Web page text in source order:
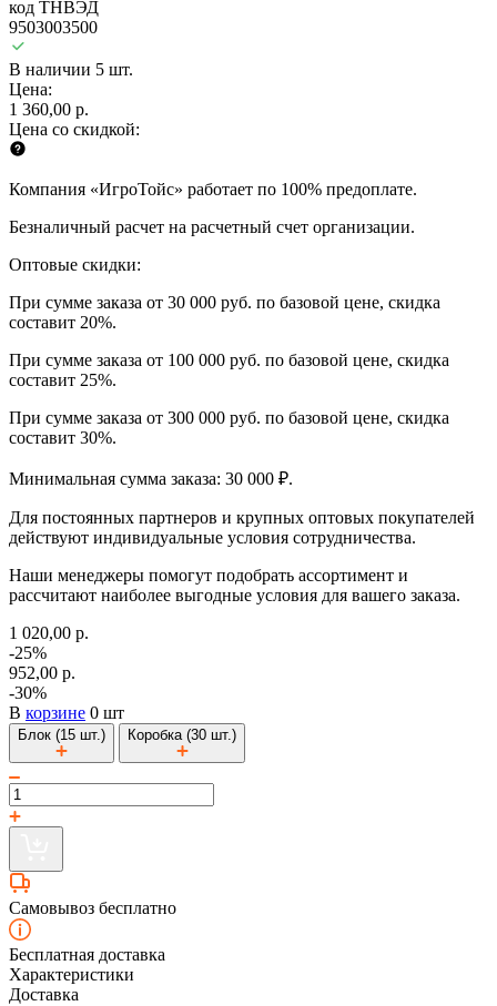
код ТНВЭД
9503003500
В наличии 5 шт.
Цена:
1 360,00 р.
Цена со скидкой:
Компания «ИгроТойс» работает по 100% предоплате.
Безналичный расчет на расчетный счет организации.
Оптовые скидки:
При сумме заказа от 30 000 руб. по базовой цене, скидка
составит 20%.
При сумме заказа от 100 000 руб. по базовой цене, скидка
составит 25%.
При сумме заказа от 300 000 руб. по базовой цене, скидка
составит 30%.
Минимальная сумма заказа: 30 000 ₽.
Для постоянных партнеров и крупных оптовых покупателей
действуют индивидуальные условия сотрудничества.
Наши менеджеры помогут подобрать ассортимент и
рассчитают наиболее выгодные условия для вашего заказа.
1 020,00 р.
-25%
952,00 р.
-30%
В корзине 0 шт
Блок (15 шт.) Коробка (30 шт.)
Самовывоз бесплатно
Бесплатная доставка
Характеристики
Доставка